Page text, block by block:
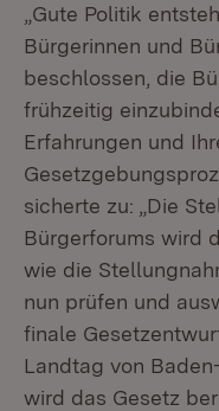
„Gute Politik
Bürgerinnen und
beschlossen, die
frühzeitig
Erfahrungen und
sicherte zu: „Die
Bürgerforums wird
wie die
nun prüfen und
finale
Landtag von
wird das Gesetz